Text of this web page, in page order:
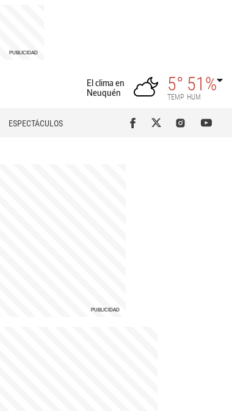
El clima en
Neuquén
5°
TEMP
51%
HUM
ESPECTÁCULOS